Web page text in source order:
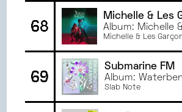
68
Michelle & Les
Album: Michelle
Garçons
Michelle & Les
69
Submarine FM
Album:
Slab Note